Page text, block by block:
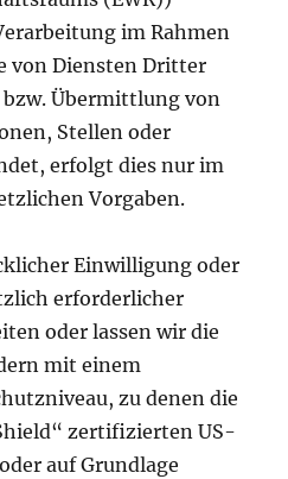
im Rahmen
von Diensten Dritter
Übermittlung von
Stellen oder
erfolgt dies nur im
Vorgaben.
Einwilligung oder
erforderlicher
oder lassen wir die
mit einem
zu denen die
zertifizierten US-
auf Grundlage